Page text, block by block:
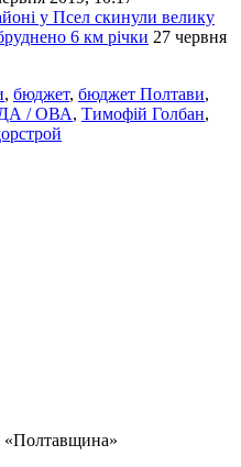
у Псел скинули велику
6 км річки 27 червня
, бюджет, бюджет Полтави,
/ ОВА, Тимофій Голбан,
«Полтавщина»